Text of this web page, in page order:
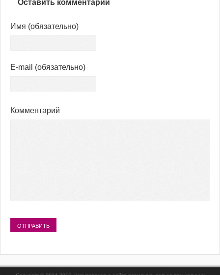
Оставить комментарий
Имя (обязательно)
E-mail (обязательно)
Комментарий